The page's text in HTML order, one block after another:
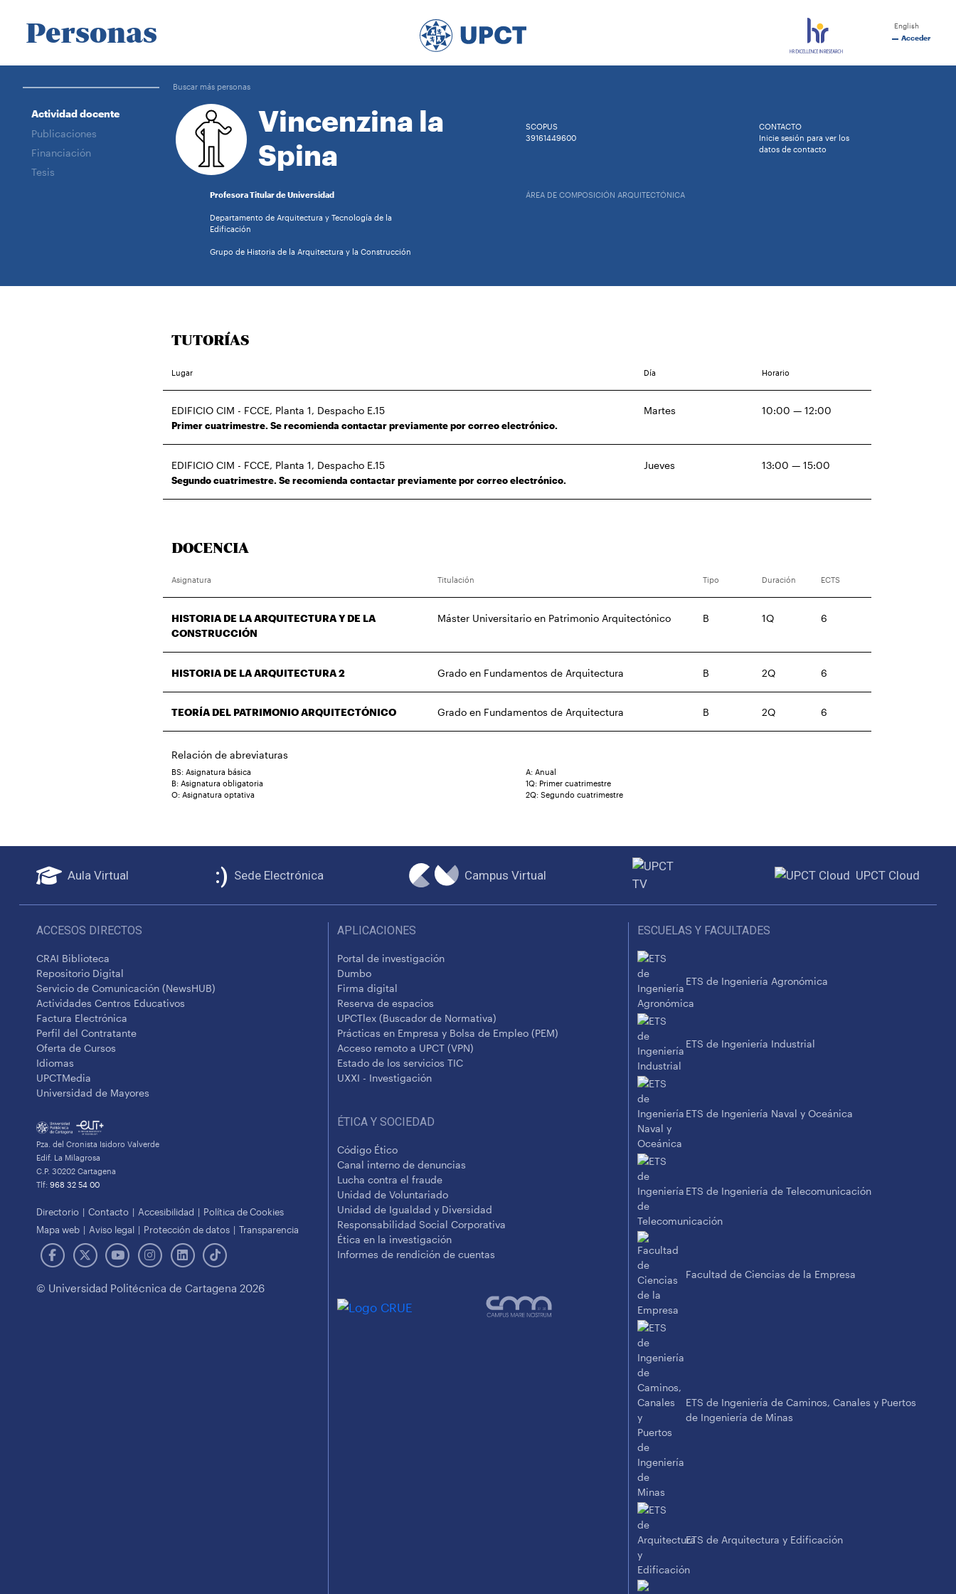
Personas
English
Acceder
Buscar más personas
Actividad docente
Publicaciones
Financiación
Tesis
Vincenzina la
Spina
SCOPUS
39161449600
CONTACTO
Inicie sesión para ver los
datos de contacto
Profesora Titular de Universidad
Departamento de Arquitectura y Tecnología de la
Edificación
Grupo de Historia de la Arquitectura y la Construcción
ÁREA DE COMPOSICIÓN ARQUITECTÓNICA
TUTORÍAS
Lugar Día Horario
EDIFICIO CIM - FCCE, Planta 1, Despacho E.15
Primer cuatrimestre. Se recomienda contactar previamente por correo electrónico.
Martes 10:00 — 12:00
EDIFICIO CIM - FCCE, Planta 1, Despacho E.15
Segundo cuatrimestre. Se recomienda contactar previamente por correo electrónico.
Jueves 13:00 — 15:00
DOCENCIA
Asignatura Titulación Tipo Duración ECTS
HISTORIA DE LA ARQUITECTURA Y DE LA
CONSTRUCCIÓN
Máster Universitario en Patrimonio Arquitectónico B 1Q 6
HISTORIA DE LA ARQUITECTURA 2 Grado en Fundamentos de Arquitectura B 2Q 6
TEORÍA DEL PATRIMONIO ARQUITECTÓNICO Grado en Fundamentos de Arquitectura B 2Q 6
Relación de abreviaturas
BS: Asignatura básica
B: Asignatura obligatoria
O: Asignatura optativa
A: Anual
1Q: Primer cuatrimestre
2Q: Segundo cuatrimestre
Aula Virtual Sede Electrónica Campus Virtual UPCT Cloud
ACCESOS DIRECTOS
CRAI Biblioteca
Repositorio Digital
Servicio de Comunicación (NewsHUB)
Actividades Centros Educativos
Factura Electrónica
Perfil del Contratante
Oferta de Cursos
Idiomas
UPCTMedia
Universidad de Mayores
Pza. del Cronista Isidoro Valverde
Edif. La Milagrosa
C.P. 30202 Cartagena
Tlf: 968 32 54 00
Directorio Contacto Accesibilidad
Política de Cookies
Mapa web
Aviso legal Protección de datos Transparencia
© Universidad Politécnica de Cartagena 2026
APLICACIONES
Portal de investigación
Dumbo
Firma digital
Reserva de espacios
UPCTlex (Buscador de Normativa)
Prácticas en Empresa y Bolsa de Empleo (PEM)
Acceso remoto a UPCT (VPN)
Estado de los servicios TIC
UXXI - Investigación
ÉTICA Y SOCIEDAD
Código Ético
Canal interno de denuncias
Lucha contra el fraude
Unidad de Voluntariado
Unidad de Igualdad y Diversidad
Responsabilidad Social Corporativa
Ética en la investigación
Informes de rendición de cuentas
ESCUELAS Y FACULTADES
ETS de Ingeniería Agronómica
ETS de Ingeniería Industrial
ETS de Ingeniería Naval y Oceánica
ETS de Ingeniería de Telecomunicación
Facultad de Ciencias de la Empresa
ETS de Ingeniería de Caminos, Canales y Puertos
de Ingeniería de Minas
ETS de Arquitectura y Edificación